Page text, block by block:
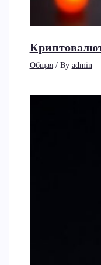
Общая/ By admin